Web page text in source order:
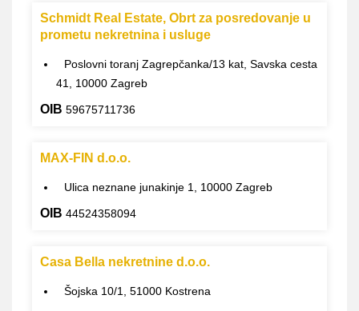
Schmidt Real Estate, Obrt za posredovanje u
prometu nekretnina i usluge
Poslovni toranj Zagrepčanka/13 kat, Savska cesta
41, 10000 Zagreb
OIB 59675711736
MAX-FIN d.o.o.
Ulica neznane junakinje 1, 10000 Zagreb
OIB 44524358094
Casa Bella nekretnine d.o.o.
Šojska 10/1, 51000 Kostrena